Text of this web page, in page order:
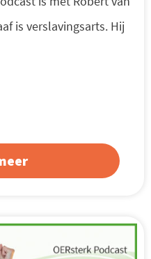
is verslavingsarts. Hij